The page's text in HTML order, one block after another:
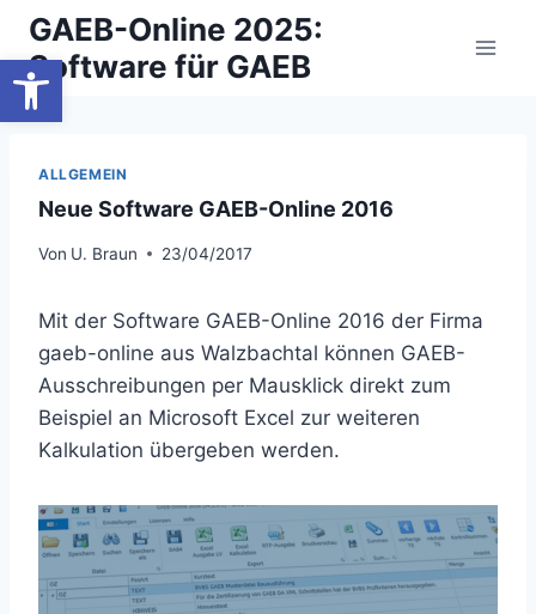
Werkzeugleiste öffnen
Zum
Inhalt
springen
GAEB-Online 2025:
Software für GAEB
ALLGEMEIN
Neue Software GAEB-Online 2016
Von U. Braun 23/04/2017
Mit der Software GAEB-Online 2016 der Firma
gaeb-online aus Walzbachtal können GAEB-
Ausschreibungen per Mausklick direkt zum
Beispiel an Microsoft Excel zur weiteren
Kalkulation übergeben werden.